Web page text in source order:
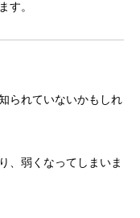
す。
られていないかもしれ
、弱くなってしまいま